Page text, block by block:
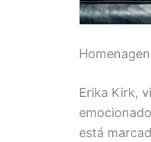
Erika Kirk,
está